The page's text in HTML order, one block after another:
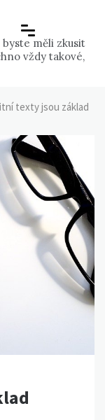
měli zkusit
vždy takové,
texty jsou základ